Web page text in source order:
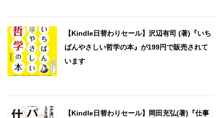
【Kindle日替わりセール】沢辺有司 (著)『いち
ばんやさしい哲学の本』が199円で販売されて
います
【Kindle日替わりセール】岡田充弘(著)『仕事